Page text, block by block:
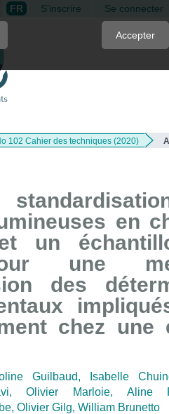
FR S'inscrire Se connecter
102 Cahier des techniques (2020)
en
un
une
des
chez une
Guilbaud,
Isabelle
Olivier Marloie, Aline
Olivier Gilg, William Brunetto
Accepter